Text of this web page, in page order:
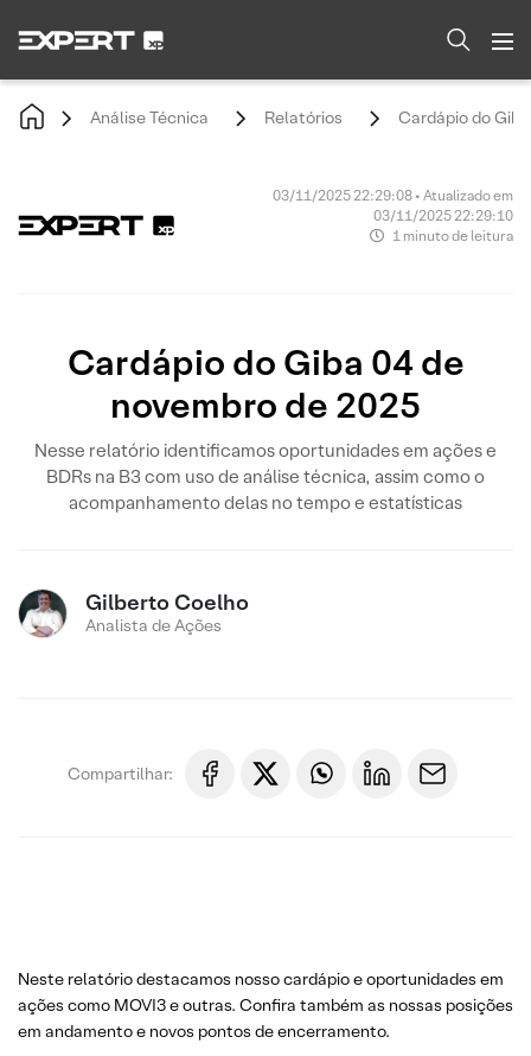
Análise Técnica Relatórios Cardápio do
03/11/2025 22:29:08 • Atualizado em
03/11/2025 22:29:10
1 minuto de leitura
Cardápio do Giba 04 de
novembro de 2025
Nesse relatório identificamos oportunidades em ações e
BDRs na B3 com uso de análise técnica, assim como o
acompanhamento delas no tempo e estatísticas
Gilberto Coelho
Analista de Ações
Compartilhar:
Neste relatório destacamos nosso cardápio e oportunidades em
ações como MOVI3 e outras. Confira também as nossas posições
em andamento e novos pontos de encerramento.